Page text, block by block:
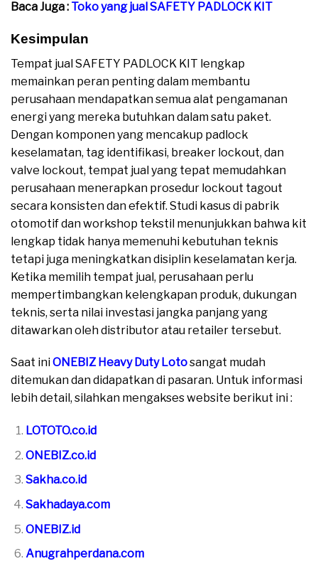
Baca Juga : Toko yang jual SAFETY PADLOCK KIT
Kesimpulan
Tempat jual SAFETY PADLOCK KIT lengkap
memainkan peran penting dalam membantu
perusahaan mendapatkan semua alat pengamanan
energi yang mereka butuhkan dalam satu paket.
Dengan komponen yang mencakup padlock
keselamatan, tag identifikasi, breaker lockout, dan
valve lockout, tempat jual yang tepat memudahkan
perusahaan menerapkan prosedur lockout tagout
secara konsisten dan efektif. Studi kasus di pabrik
otomotif dan workshop tekstil menunjukkan bahwa kit
lengkap tidak hanya memenuhi kebutuhan teknis
tetapi juga meningkatkan disiplin keselamatan kerja.
Ketika memilih tempat jual, perusahaan perlu
mempertimbangkan kelengkapan produk, dukungan
teknis, serta nilai investasi jangka panjang yang
ditawarkan oleh distributor atau retailer tersebut.
Saat iniONEBIZ Heavy Duty Lotosangat mudah
ditemukan dan didapatkan di pasaran. Untuk informasi
lebih detail, silahkan mengakses website berikut ini :
LOTOTO.co.id
ONEBIZ.co.id
Sakha.co.id
Sakhadaya.com
ONEBIZ.id
Anugrahperdana.com